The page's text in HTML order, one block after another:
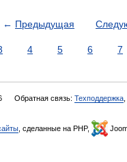
← Предыдущая
4 5 6 7
Обратная связь: Техподдержка
, сделанные на PHP,